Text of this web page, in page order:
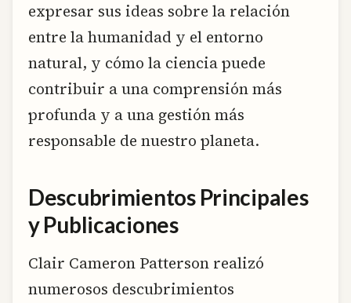
expresar sus ideas sobre la relación
entre la humanidad y el entorno
natural, y cómo la ciencia puede
contribuir a una comprensión más
profunda y a una gestión más
responsable de nuestro planeta.
Descubrimientos Principales
y Publicaciones
Clair Cameron Patterson realizó
numerosos descubrimientos